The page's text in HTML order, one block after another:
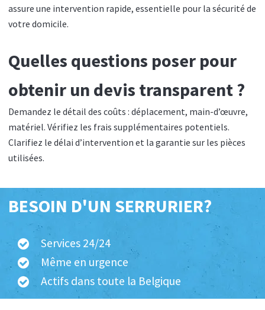
assure une intervention rapide, essentielle pour la sécurité de
votre domicile.
Quelles questions poser pour
obtenir un devis transparent ?
Demandez le détail des coûts : déplacement, main-d’œuvre,
matériel. Vérifiez les frais supplémentaires potentiels.
Clarifiez le délai d’intervention et la garantie sur les pièces
utilisées.
BESOIN D'UN SERRURIER?
Services 24/24
Même en urgence
Actifs dans toute la Belgique